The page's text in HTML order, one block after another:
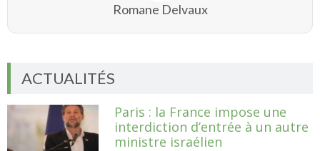
Romane Delvaux
ACTUALITÉS
Paris : la France impose une
interdiction d’entrée à un autre
ministre israélien